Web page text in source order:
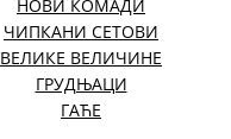
НОВИ КОМАДИ
ЧИПКАНИ СЕТОВИ
ВЕЛИКЕ ВЕЛИЧИНЕ
ГРУДЊАЦИ
ГАЋЕ